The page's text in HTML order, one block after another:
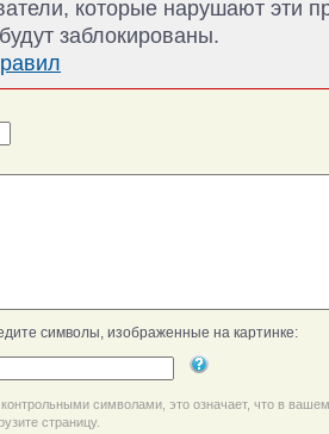
которые нарушают эти
заблокированы.
символы, изображенные на картинке:
символами, это означает, что в
страницу.